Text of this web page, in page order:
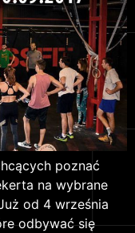
poznać
na wybrane
od 4 września
odbywać się